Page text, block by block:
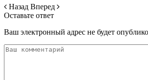
Назад Вперед
Оставьте ответ
Ваш электронный адрес не будет